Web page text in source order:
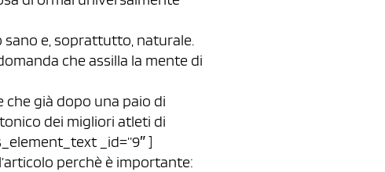
e, soprattutto, naturale.
che assilla la mente di
che già dopo una paio di
dei migliori atleti di
_id=”9″ ]
perchè è importante: